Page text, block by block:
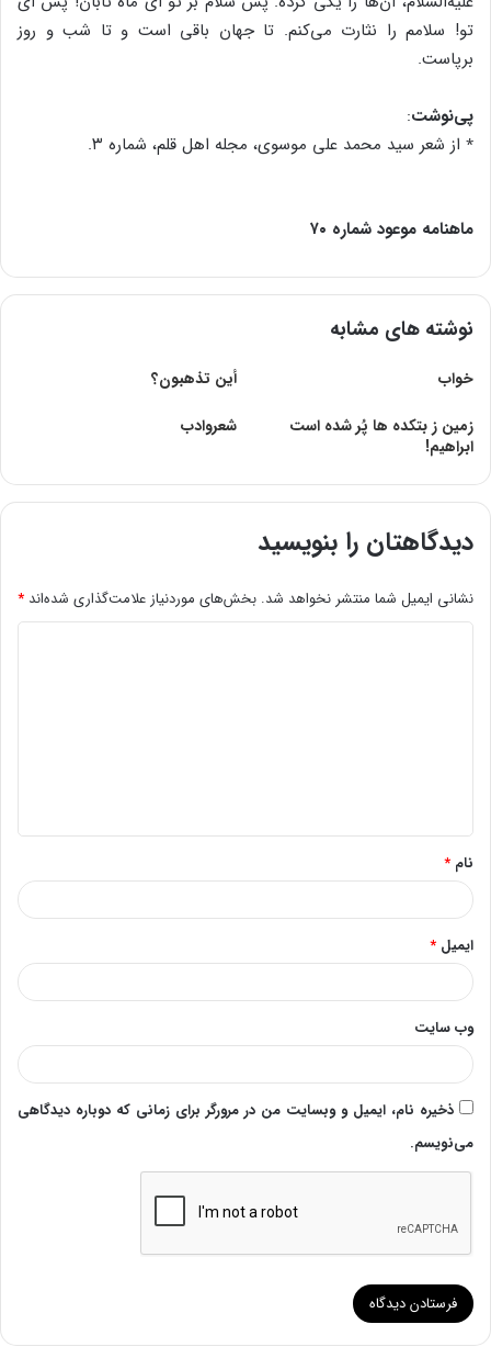
تو! سلامم را نثارت می‌کنم. تا جهان باقی است و تا شب و روز
برپاست.
پی‌نوشت:
٭ از شعر سید محمد علی موسوی، مجله اهل قلم، شماره ۳.
ماهنامه موعود شماره ۷۰
نوشته های مشابه
خواب
أین‌ تذهبون‌؟
زمین ز بتکده ها پُر شده است
ابراهیم!
شعروادب
دیدگاهتان را بنویسید
نشانی ایمیل شما منتشر نخواهد شد. بخش‌های موردنیاز علامت‌گذاری شده‌اند *
*
نام *
ایمیل *
وب‌ سایت
ذخیره نام، ایمیل و وبسایت من در مرورگر برای زمانی که دوباره دیدگاهی
می‌نویسم.